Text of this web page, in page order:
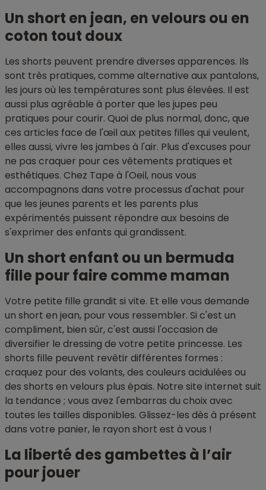
Un short en jean, en velours ou en
coton tout doux
Les shorts peuvent prendre diverses apparences. Ils
sont très pratiques, comme alternative aux pantalons,
les jours où les températures sont plus élevées. Il est
aussi plus agréable à porter que les jupes peu
pratiques pour courir. Quoi de plus normal, donc, que
ces articles face de l'œil aux petites filles qui veulent,
elles aussi, vivre les jambes à l'air. Plus d'excuses pour
ne pas craquer pour ces vêtements pratiques et
esthétiques. Chez Tape à l'Oeil, nous vous
accompagnons dans votre processus d'achat pour
que les jeunes parents et les parents plus
expérimentés puissent répondre aux besoins de
s'exprimer des enfants qui grandissent.
Un short enfant ou un bermuda
fille pour faire comme maman
Votre petite fille grandit si vite. Et elle vous demande
un short en jean, pour vous ressembler. Si c'est un
compliment, bien sûr, c'est aussi l'occasion de
diversifier le dressing de votre petite princesse. Les
shorts fille peuvent revêtir différentes formes :
craquez pour des volants, des couleurs acidulées ou
des shorts en velours plus épais. Notre site internet suit
la tendance ; vous avez l'embarras du choix avec
toutes les tailles disponibles. Glissez-les dès à présent
dans votre panier, le rayon short est à vous !
La liberté des gambettes à l’air
pour jouer